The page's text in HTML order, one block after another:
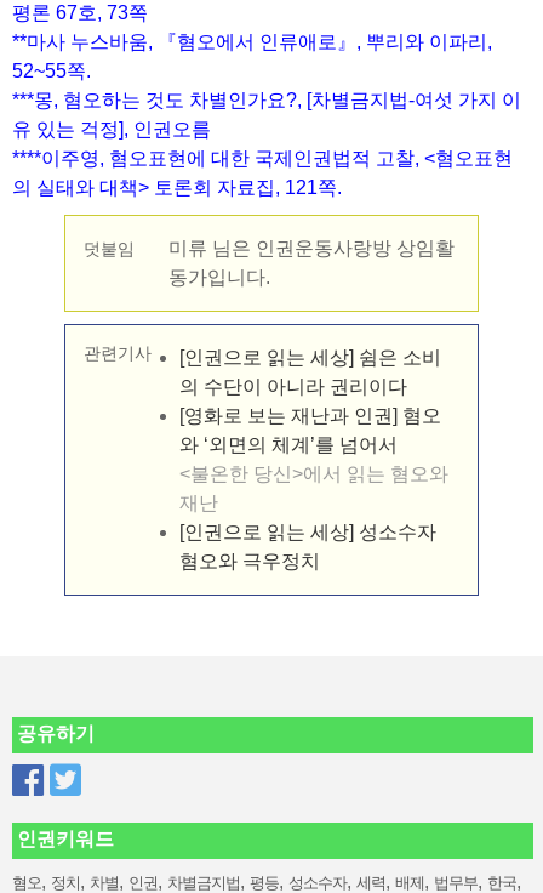
평론 67호, 73쪽
**마사 누스바움, 『혐오에서 인류애로』, 뿌리와 이파리,
52~55쪽.
***몽, 혐오하는 것도 차별인가요?, [차별금지법-여섯 가지 이
유 있는 걱정], 인권오름
****이주영, 혐오표현에 대한 국제인권법적 고찰, <혐오표현
의 실태와 대책> 토론회 자료집, 121쪽.
덧붙임
미류 님은 인권운동사랑방 상임활
동가입니다.
관련기사
[인권으로 읽는 세상] 쉼은 소비
의 수단이 아니라 권리이다
[영화로 보는 재난과 인권] 혐오
와 ‘외면의 체계’를 넘어서
<불온한 당신>에서 읽는 혐오와
재난
[인권으로 읽는 세상] 성소수자
혐오와 극우정치
공유하기
인권키워드
혐오, 정치, 차별, 인권, 차별금지법, 평등, 성소수자, 세력, 배제, 법무부, 한국,